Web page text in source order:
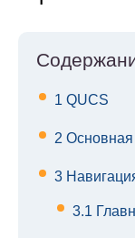
1 QUCS
2 Основная
3
3.1